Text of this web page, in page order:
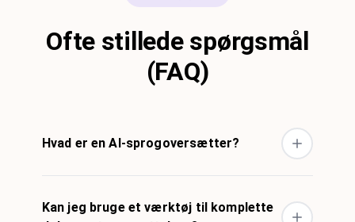
Ofte stillede spørgsmål
(FAQ)
Hvad er en AI-sprogoversætter?
Kan jeg bruge et værktøj til komplette